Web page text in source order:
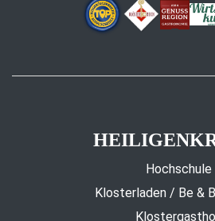
Hochschule
Klosterladen / Be &